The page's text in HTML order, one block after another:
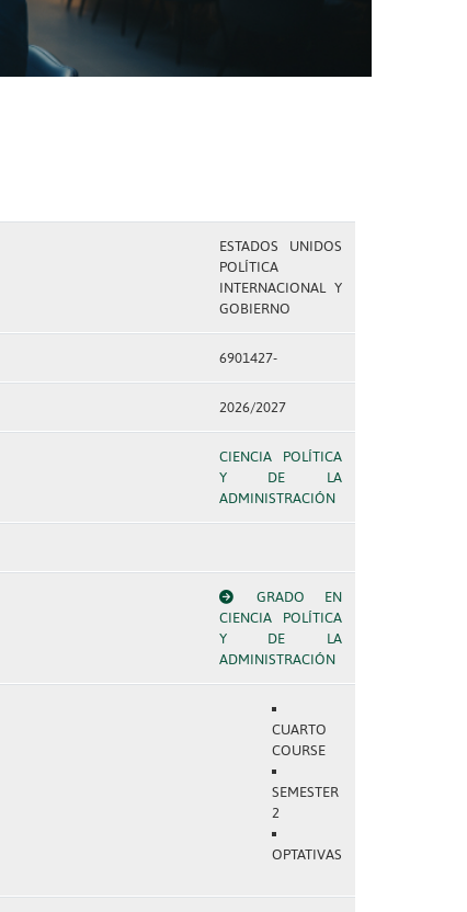
ESTADOS UNIDOS
POLÍTICA
INTERNACIONAL Y
GOBIERNO
6901427-
2026/2027
CIENCIA POLÍTICA
Y DE LA
ADMINISTRACIÓN
GRADO EN
CIENCIA POLÍTICA
Y DE LA
ADMINISTRACIÓN
CUARTO
COURSE
SEMESTER
2
OPTATIVAS